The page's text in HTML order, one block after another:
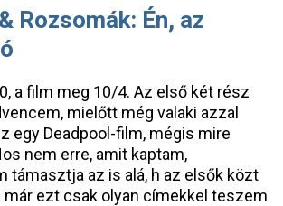
Rozsomák: Én, az
a film meg 10/4. Az első két rész
mielőtt még valaki azzal
egy Deadpool-film, mégis mire
nem erre, amit kaptam,
támasztja az is alá, h az elsők közt
már ezt csak olyan címekkel teszem